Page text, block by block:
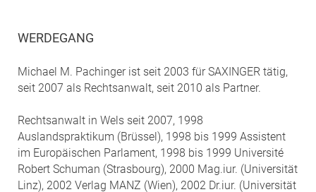
WERDEGANG
Michael M. Pachinger ist seit 2003 für SAXINGER tätig,
seit 2007 als Rechtsanwalt, seit 2010 als Partner.
Rechtsanwalt in Wels seit 2007, 1998
Auslandspraktikum (Brüssel), 1998 bis 1999 Assistent
im Europäischen Parlament, 1998 bis 1999 Université
Robert Schuman (Strasbourg), 2000 Mag.iur. (Universität
Linz), 2002 Verlag MANZ (Wien), 2002 Dr.iur. (Universität